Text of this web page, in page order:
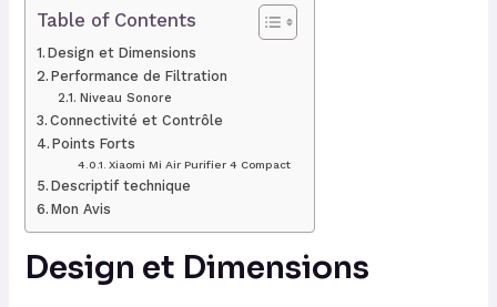
Table of Contents
Design et Dimensions
Performance de Filtration
Niveau Sonore
Connectivité et Contrôle
Points Forts
Xiaomi Mi Air Purifier 4 Compact
Descriptif technique
Mon Avis
Design et Dimensions